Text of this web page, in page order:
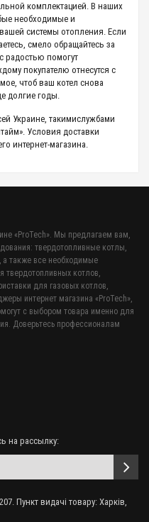
комплектацией. В наших
необходимые и
системы отопления. Если
смело обращайтесь за
помогут
покупателю отнесутся с
чтоб ваш котел снова
долгие годы.
Украине, такимислужбами
Условия доставки
интернет-магазина.
«ProTech». Мы предлагаем вам,
твердотопливные котлы,
а также все необходимые
твердотопливных котлов,
для газовых котлов,
интернет магазина «ProTech»,
с выбором товара именно для
Доверьтесь профессионалам
на рассылку:
Пункт видачі товару: Харків,